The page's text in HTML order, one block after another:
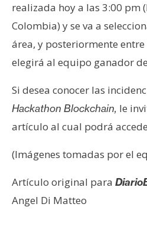
realizada hoy a las 3:00 pm
Colombia) y se va a
área, y posteriormente entre
elegirá al equipo ganador
Si desea conocer las
Hackathon Blockchain, le
artículo al cual podrá
(Imágenes tomadas por el
Artículo original para
Angel Di Matteo